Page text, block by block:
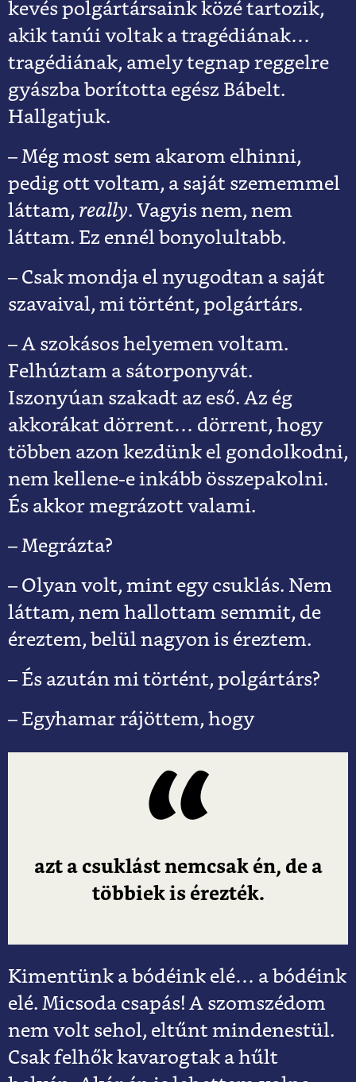
kevés polgártársaink közé tartozik,
akik tanúi voltak a tragédiának…
tragédiának, amely tegnap reggelre
gyászba borította egész Bábelt.
Hallgatjuk.
– Még most sem akarom elhinni,
pedig ott voltam, a saját szememmel
láttam, really. Vagyis nem, nem
láttam. Ez ennél bonyolultabb.
– Csak mondja el nyugodtan a saját
szavaival, mi történt, polgártárs.
– A szokásos helyemen voltam.
Felhúztam a sátorponyvát.
Iszonyúan szakadt az eső. Az ég
akkorákat dörrent… dörrent, hogy
többen azon kezdünk el gondolkodni,
nem kellene-e inkább összepakolni.
És akkor megrázott valami.
– Megrázta?
– Olyan volt, mint egy csuklás. Nem
láttam, nem hallottam semmit, de
éreztem, belül nagyon is éreztem.
– És azután mi történt, polgártárs?
– Egyhamar rájöttem, hogy
azt a csuklást nemcsak én, de a
többiek is érezték.
Kimentünk a bódéink elé… a bódéink
elé. Micsoda csapás! A szomszédom
nem volt sehol, eltűnt mindenestül.
Csak felhők kavarogtak a hűlt